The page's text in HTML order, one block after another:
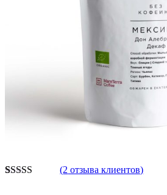
(2 отзыва клиентов)